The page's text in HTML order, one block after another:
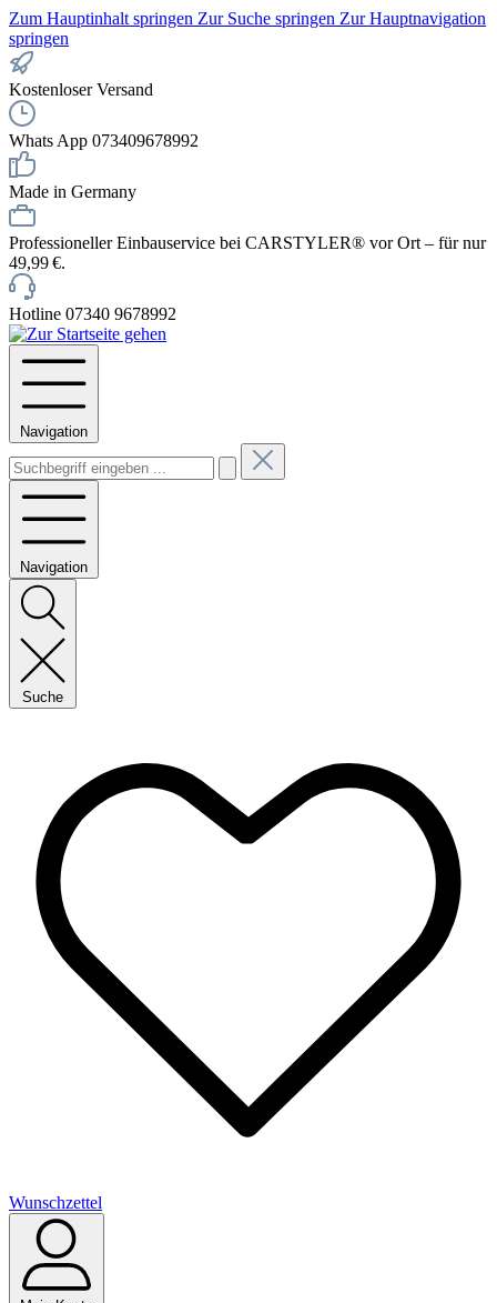
Zum Hauptinhalt springen Zur Suche springen Zur Hauptnavigation
springen
Kostenloser Versand
Whats App 073409678992
Made in Germany
Professioneller Einbauservice bei CARSTYLER® vor Ort – für nur
49,99 €.
Hotline 07340 9678992
Navigation
Navigation
Suche
Wunschzettel